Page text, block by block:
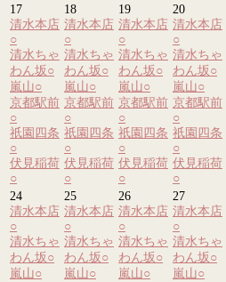
17
清水本店
○
清水ちゃ
わん坂○
嵐山○
京都駅前
○
祇園四条
○
伏見稲荷
○
18
清水本店
○
清水ちゃ
わん坂○
嵐山○
京都駅前
○
祇園四条
○
伏見稲荷
○
19
清水本店
○
清水ちゃ
わん坂○
嵐山○
京都駅前
○
祇園四条
○
伏見稲荷
○
20
清水本店
○
清水ちゃ
わん坂○
嵐山○
京都駅前
○
祇園四条
○
伏見稲荷
○
24
清水本店
○
清水ちゃ
わん坂○
嵐山○
25
清水本店
○
清水ちゃ
わん坂○
嵐山○
26
清水本店
○
清水ちゃ
わん坂○
嵐山○
27
清水本店
○
清水ちゃ
わん坂○
嵐山○